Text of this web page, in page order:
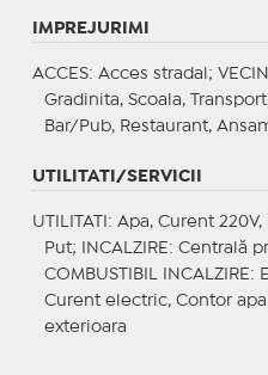
IMPREJURIMI
ACCES: Acces stradal;
Gradinita, Scoala,
Bar/Pub, Restaurant,
UTILITATI/SERVICII
UTILITATI : Apa, Curent
Put;
INCALZIRE : Centrală
COMBUSTIBIL INCALZIRE :
Curent electric, Contor
exterioara